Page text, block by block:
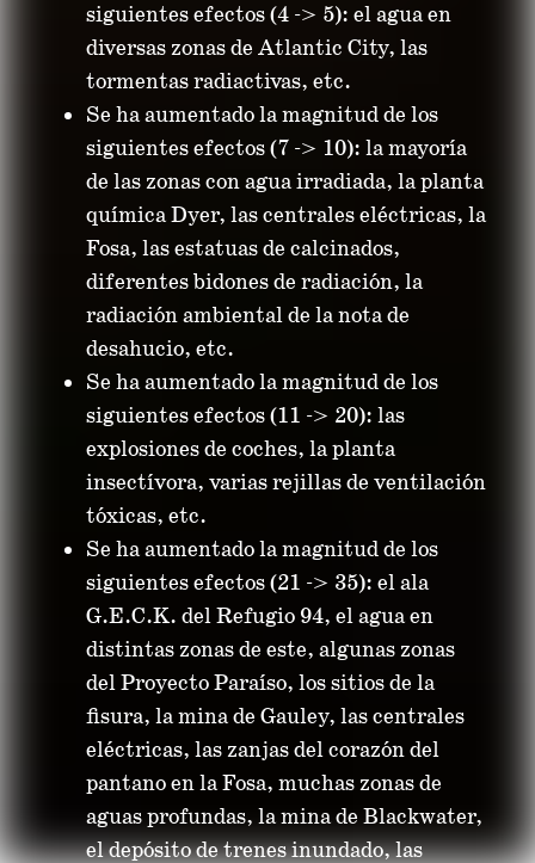
siguientes efectos (4 -> 5): el agua en
diversas zonas de Atlantic City, las
tormentas radiactivas, etc.
Se ha aumentado la magnitud de los
siguientes efectos (7 -> 10): la mayoría
de las zonas con agua irradiada, la planta
química Dyer, las centrales eléctricas, la
Fosa, las estatuas de calcinados,
diferentes bidones de radiación, la
radiación ambiental de la nota de
desahucio, etc.
Se ha aumentado la magnitud de los
siguientes efectos (11 -> 20): las
explosiones de coches, la planta
insectívora, varias rejillas de ventilación
tóxicas, etc.
Se ha aumentado la magnitud de los
siguientes efectos (21 -> 35): el ala
G.E.C.K. del Refugio 94, el agua en
distintas zonas de este, algunas zonas
del Proyecto Paraíso, los sitios de la
fisura, la mina de Gauley, las centrales
eléctricas, las zanjas del corazón del
pantano en la Fosa, muchas zonas de
aguas profundas, la mina de Blackwater,
el depósito de trenes inundado, las